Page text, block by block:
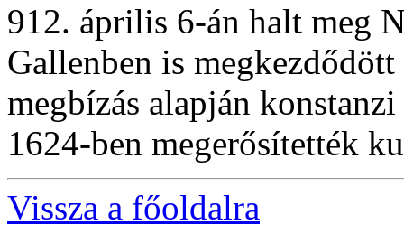
912. április 6-án halt meg
Gallenben is
megbízás alapján
1624-ben megerősítették
Vissza a főoldalra